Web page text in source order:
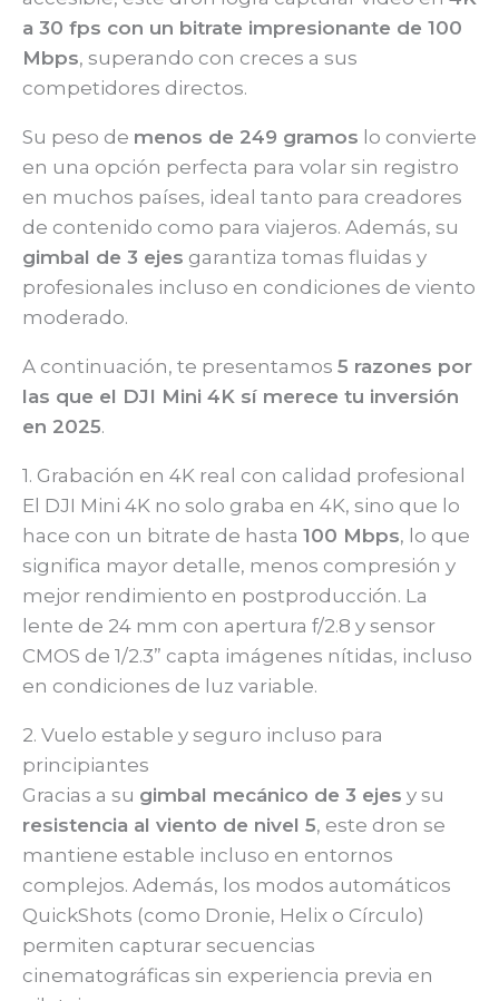
a 30 fps con un bitrate impresionante de 100
Mbps, superando con creces a sus
competidores directos.
Su peso de menos de 249 gramos lo convierte
en una opción perfecta para volar sin registro
en muchos países, ideal tanto para creadores
de contenido como para viajeros. Además, su
gimbal de 3 ejes garantiza tomas fluidas y
profesionales incluso en condiciones de viento
moderado.
A continuación, te presentamos 5 razones por
las que el DJI Mini 4K sí merece tu inversión
en 2025.
1. Grabación en 4K real con calidad profesional
El DJI Mini 4K no solo graba en 4K, sino que lo
hace con un bitrate de hasta 100 Mbps, lo que
significa mayor detalle, menos compresión y
mejor rendimiento en postproducción. La
lente de 24 mm con apertura f/2.8 y sensor
CMOS de 1/2.3” capta imágenes nítidas, incluso
en condiciones de luz variable.
2. Vuelo estable y seguro incluso para
principiantes
Gracias a su gimbal mecánico de 3 ejes y su
resistencia al viento de nivel 5, este dron se
mantiene estable incluso en entornos
complejos. Además, los modos automáticos
QuickShots (como Dronie, Helix o Círculo)
permiten capturar secuencias
cinematográficas sin experiencia previa en